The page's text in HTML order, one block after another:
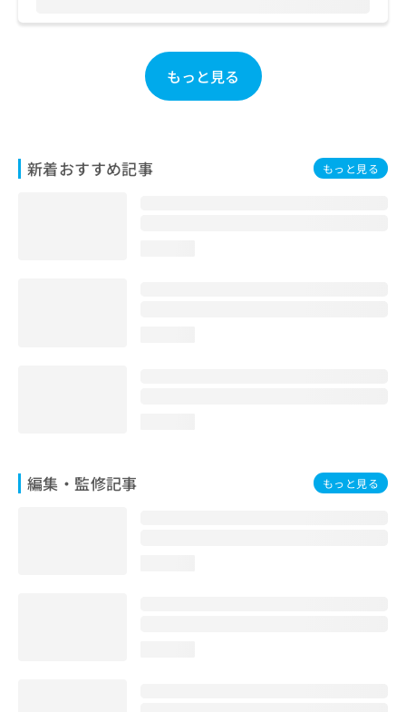
もっと見る
新着おすすめ記事 もっと見る
編集・監修記事 もっと見る
問
ち
ら